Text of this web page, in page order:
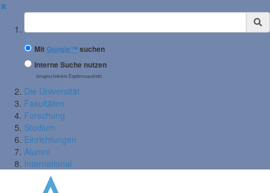
✖
Suchbegriff
MitGoogle™ suchen
Interne Suche nutzen
(eingeschränkte Ergebnisqualität)
Die Universität
Fakultäten
Forschung
Studium
Einrichtungen
Alumni
International